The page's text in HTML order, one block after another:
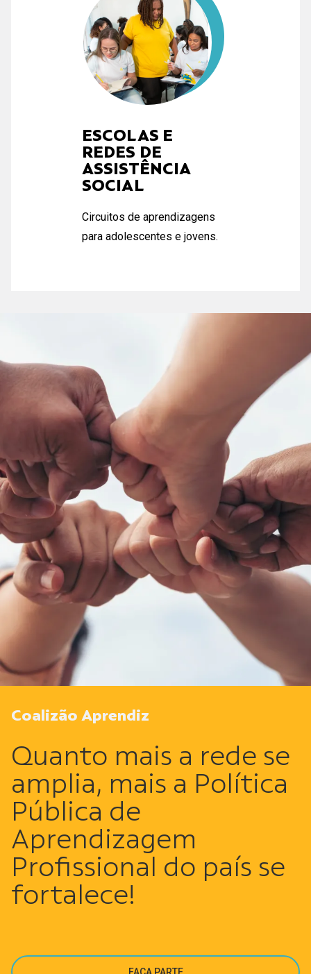
ESCOLAS E
REDES DE
ASSISTÊNCIA
SOCIAL
Circuitos de aprendizagens
para adolescentes e jovens.
Coalizão Aprendiz
Quanto mais a rede se
amplia, mais a Política
Pública de
Aprendizagem
Profissional do país se
fortalece!
FAÇA PARTE